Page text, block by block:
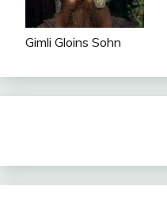
Gimli Gloins Sohn